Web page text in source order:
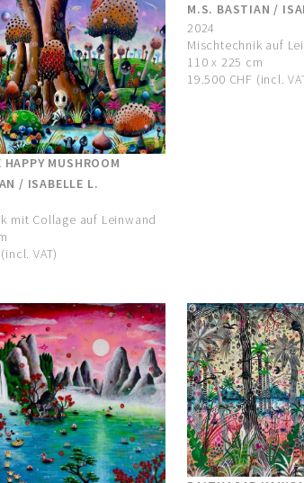
HAPPY MUSHROOM
/ ISABELLE L.
mit Collage auf Leinwand
VAT)
M.S. BASTIAN /
2024
Mischtechnik auf
110 x 225 cm
19.500 CHF (incl.